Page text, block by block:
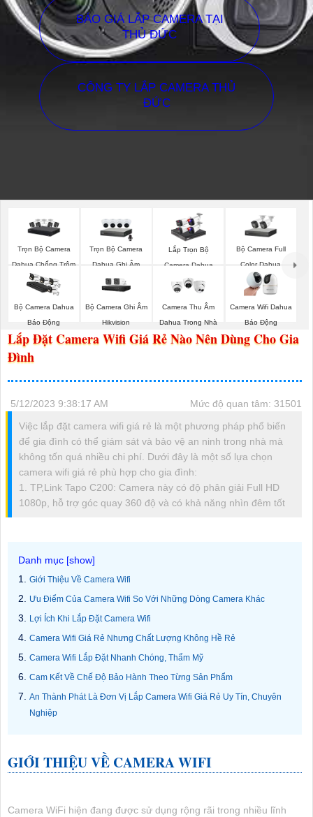
BÁO GIÁ LẮP CAMERA TẠI
THỦ ĐỨC
CÔNG TY LẮP CAMERA THỦ
ĐỨC
Trọn Bộ Camera
Dahua Chống Trộm
Trọn Bộ Camera
Dahua Ghi Âm
Lắp Trọn Bộ
Camera Dahua
Bộ Camera Full
Color Dahua
Bộ Camera Dahua
Báo Động
Bộ Camera Ghi Âm
Hikvision
Camera Thu Âm
Dahua Trong Nhà
Camera Wifi Dahua
Báo Động
Lắp Đặt Camera Wifi Giá Rẻ Nào Nên Dùng Cho Gia
Đình
5/12/2023 9:38:17 AM
Mức độ quan tâm: 31501
Việc lắp đặt camera wifi giá rẻ là một phương pháp phổ biến
để gia đình có thể giám sát và bảo vệ an ninh trong nhà mà
không tốn quá nhiều chi phí. Dưới đây là một số lựa chọn
camera wifi giá rẻ phù hợp cho gia đình:
1. TP,Link Tapo C200: Camera này có độ phân giải Full HD
1080p, hỗ trợ góc quay 360 độ và có khả năng nhìn đêm tốt
Giới Thiệu Về Camera Wifi
Ưu Điểm Của Camera Wifi So Với Những Dòng Camera Khác
Lợi Ích Khi Lắp Đặt Camera Wifi
Camera Wifi Giá Rẻ Nhưng Chất Lượng Không Hề Rẻ
Camera Wifi Lắp Đặt Nhanh Chóng, Thẩm Mỹ
Cam Kết Về Chế Độ Bảo Hành Theo Từng Sản Phẩm
An Thành Phát Là Đơn Vị Lắp Camera Wifi Giá Rẻ Uy Tín, Chuyên
Nghiệp
GIỚI THIỆU VỀ CAMERA WIFI
Camera WiFi hiện đang được sử dụng rộng rãi trong nhiều lĩnh